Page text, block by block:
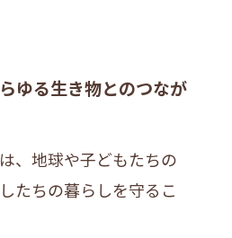
ゆる生き物とのつなが
、地球や子どもたちの
たちの暮らしを守るこ